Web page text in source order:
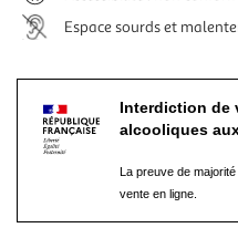
Espace sourds et
Interdiction de
alcooliques
La preuve de
vente en ligne.